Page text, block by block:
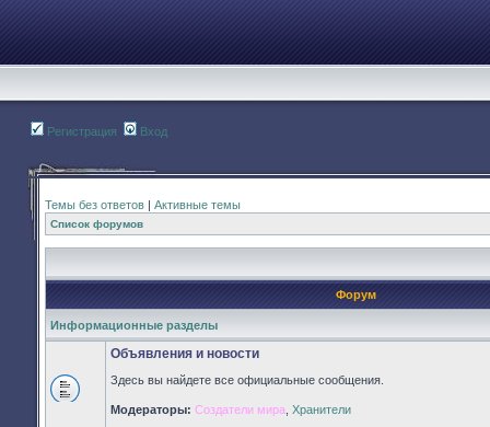
Регистрация Вход
Темы без ответов | Активные темы
Список форумов
Форум
Информационные разделы
Нет
непрочитанных
Объявления и новости
Здесь вы найдете все официальные сообщения.
Модераторы: Создатели мира Хранители